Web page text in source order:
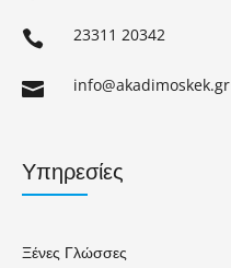
 23311 20342
 info@akadimoskek.gr
Υπηρεσίες
Ξένες Γλώσσες